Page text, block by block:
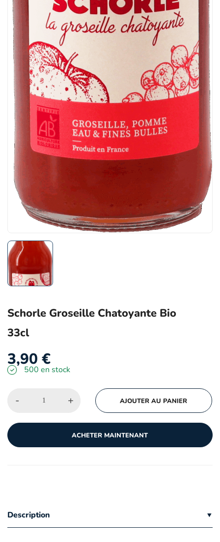
Schorle Groseille Chatoyante Bio
33cl
3,90 €
500 en stock
- + AJOUTER AU PANIER
ACHETER MAINTENANT
Description